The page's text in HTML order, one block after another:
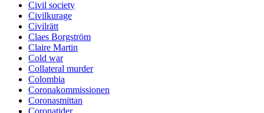
Civil society
Civilkurage
Civilrätt
Claes Borgström
Claire Martin
Cold war
Collateral murder
Colombia
Coronakommissionen
Coronasmittan
Coronatider